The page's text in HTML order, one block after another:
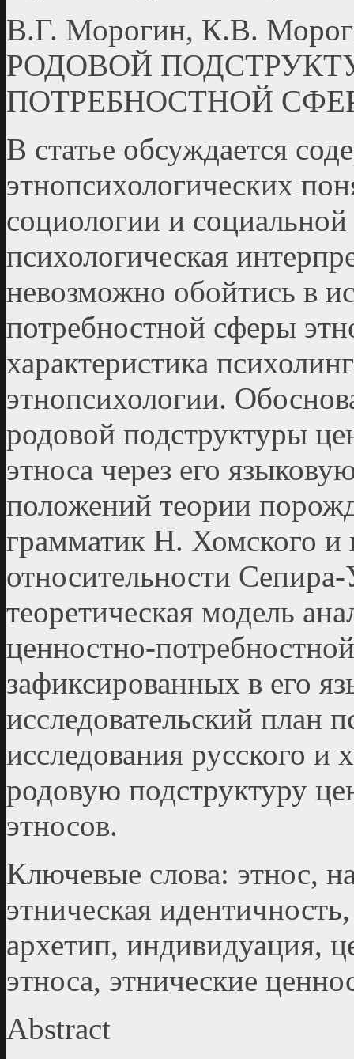
В.Г. Морогин, К.В.
РОДОВОЙ
ПОТРЕБНОСТНОЙ
В статье обсуждается
этнопсихологических
социологии и
пси­хологическая
невозможно обойтись в
потребностной сферы
характеристика
этнопсихологии.
родовой подструктуры
этноса через его
положений теории
грамматик Н. Хомского и
относительности
теоретическая модель
ценностно-
зафиксированных в его
исследовательский план
исследования русского и
родовую подструктуру
этносов.
Ключевые слова: этнос,
этническая
архетип, индивидуация,
этноса, этнические
Abstract